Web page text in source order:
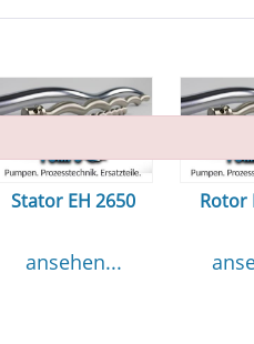
Stator EH 2650
ansehen...
Rotor